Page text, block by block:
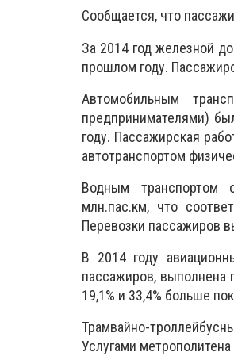
Сообщается, что
За 2014 год железной
прошлом году.
Автомобильным
предпринимателями)
году. Пассажирская
автотранспортом
Водным транспортом
млн.пас.км, что
Перевозки пассажиров
В 2014 году
пассажиров, выполнена
19,1% и 33,4% больше
Трамвайно-
Услугами